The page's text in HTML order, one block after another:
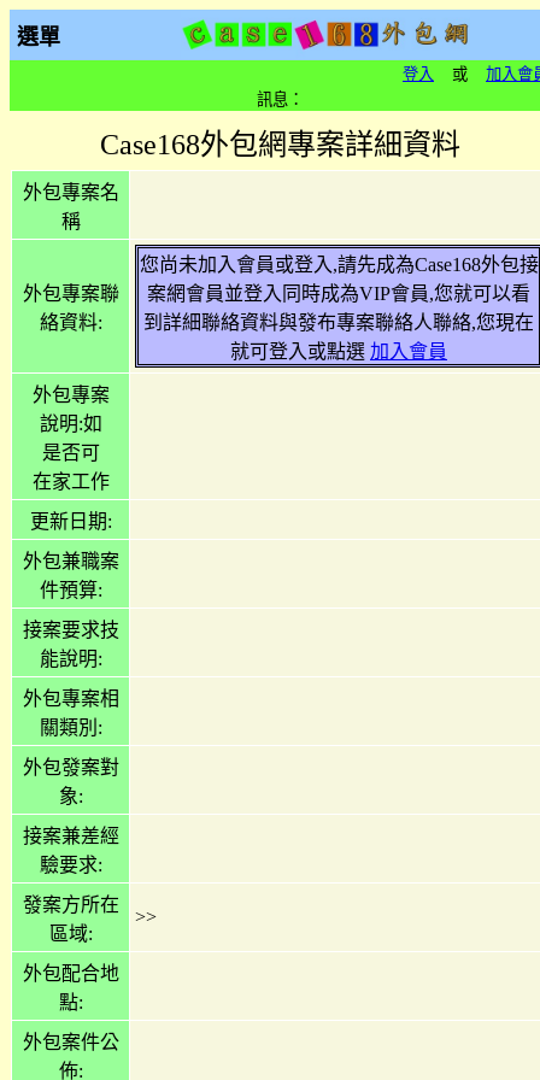
選單
登入 或 加入會
訊息：
Case168外包網專案詳細資料
外包專案名
稱
外包專案聯
絡資料:
您尚未加入會員或登入,請先成為Case168外包接
案網會員並登入同時成為VIP會員,您就可以看
到詳細聯絡資料與發布專案聯絡人聯絡,您現在
就可登入或點選 加入會員
外包專案
說明:如
是否可
在家工作
更新日期:
外包兼職案
件預算:
接案要求技
能說明:
外包專案相
關類別:
外包發案對
象:
接案兼差經
驗要求:
發案方所在
區域:
>>
外包配合地
點:
外包案件公
佈: